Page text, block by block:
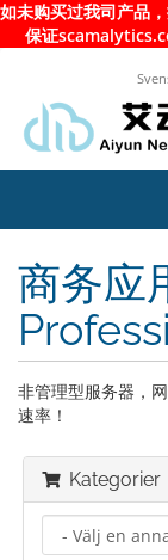
如未购买过我司产品
保证
商务应
非管理型服务器，
速率！
Kategorier